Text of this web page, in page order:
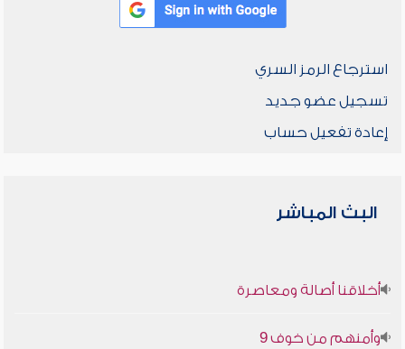
استرجاع الرمز السري
تسجيل عضو جديد
إعادة تفعيل حساب
البث المباشر
أخلاقنا أصالة ومعاصرة
وأمنهم من خوف 9